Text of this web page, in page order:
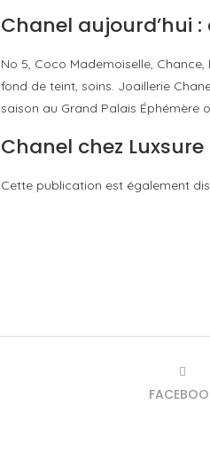
Chanel aujourd’hui
No 5, Coco Mademoiselle,
fond de teint, soins. Joaillerie
saison au Grand Palais Éphémère
Chanel chez Luxsure
Cette publication est également